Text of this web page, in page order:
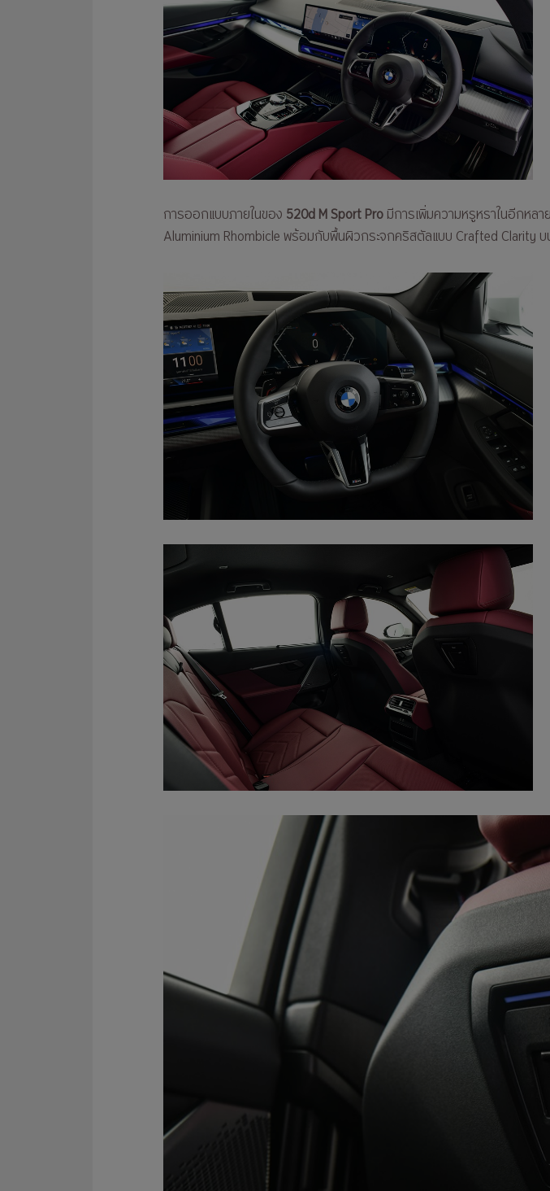
การออกแบบภายในของ 520d M Sport Proมีการเพิ่มความหรูหราในอีกหล
Aluminium Rhombicle พร้อมกับพื้นผิวกระจกคริสตัลแบบ Crafted Clarity